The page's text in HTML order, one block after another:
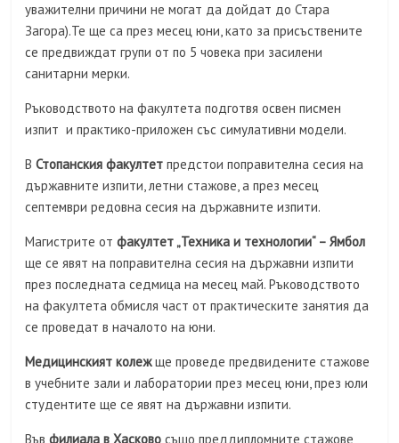
уважителни причини не могат да дойдат до Стара
Загора).Те ще са през месец юни, като за присъствените
се предвиждат групи от по 5 човека при засилени
санитарни мерки.
Ръководството на факултета подготвя освен писмен
изпит и практико-приложен със симулативни модели.
ВСтопанския факултет предстои поправителна сесия на
държавните изпити, летни стажове, а през месец
септември редовна сесия на държавните изпити.
Магистрите от факултет „Техника и технологии“ – Ямбол
ще се явят на поправителна сесия на държавни изпити
през последната седмица на месец май. Ръководството
на факултетa обмисля част от практическите занятия да
се проведат в началото на юни.
Медицинският колежще проведе предвидените стажове
в учебните зали и лаборатории през месец юни, през юли
студентите ще се явят на държавни изпити.
Въвфилиала в Хасково също преддипломните стажове